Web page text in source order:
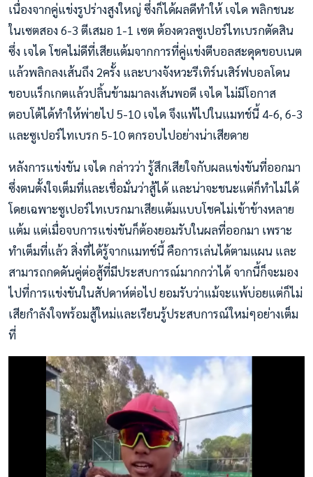
เนื่องจากคู่แข่งรูปร่างสูงใหญ่ ซึ่งก็ได้ผลดีทำให้ เจได พลิกชนะ
ในเซตสอง 6-3 ตีเสมอ 1-1 เซต ต้องดวลซูเปอร์ไทเบรกตัดสิน
ซึ่ง เจได โชคไม่ดีที่เสียแต้มจากการที่คู่แข่งตีบอลสะดุดขอบเนต
แล้วพลิกลงเส้นถึง 2ครั้ง และบางจังหวะรีเทิร์นเสิร์ฟบอลโดน
ขอบแร็กเกตแล้วปลิ้นข้ามมาลงเส้นพอดี เจได ไม่มีโอกาส
ตอบโต้ได้ทำให้พ่ายไป 5-10 เจได จึงแพ้ไปในแมทช์นี้ 4-6, 6-3
และซูเปอร์ไทเบรก 5-10 ตกรอบไปอย่างน่าเสียดาย
หลังการแข่งขัน เจได กล่าวว่า รู้สึกเสียใจกับผลแข่งขันที่ออกมา
ซึ่งตนตั้งใจเต็มที่และเชื่อมั่นว่าสู้ได้ และน่าจะชนะแต่ก็ทำไม่ได้
โดยเฉพาะซูเปอร์ไทเบรกมาเสียแต้มแบบโชคไม่เข้าข้างหลาย
แต้ม แต่เมื่อจบการแข่งขันก็ต้องยอมรับในผลที่ออกมา เพราะ
ทำเต็มที่แล้ว สิ่งที่ได้รู้จากแมทช์นี้ คือการเล่นได้ตามแผน และ
สามารถกดดันคู่ต่อสู้ที่มีประสบการณ์มากกว่าได้ จากนี้ก็จะมอง
ไปที่การแข่งขันในสัปดาห์ต่อไป ยอมรับว่าแม้จะแพ้บ่อยแต่ก็ไม่
เสียกำลังใจพร้อมสู้ใหม่และเรียนรู้ประสบการณ์ใหม่ๆอย่างเต็ม
ที่